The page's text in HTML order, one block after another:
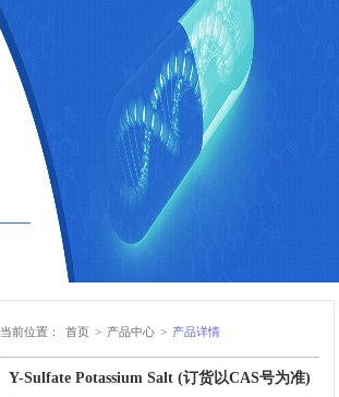
当前位置： 首页 > 产品中心 > 产品详情
Y-Sulfate Potassium Salt (订货以CAS号为准)